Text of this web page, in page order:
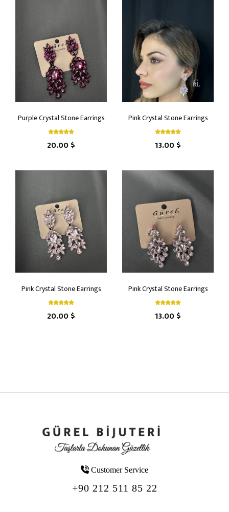
Purple Crystal Stone Earrings
20.00 $
Pink Crystal Stone Earrings
13.00 $
Pink Crystal Stone Earrings
20.00 $
Pink Crystal Stone Earrings
13.00 $
Customer Service
+90 212 511 85 22